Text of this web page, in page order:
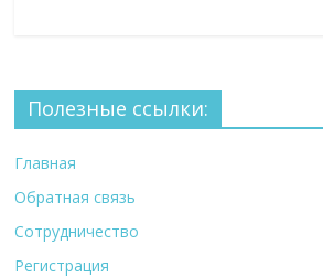
Полезные ссылки:
Главная
Обратная связь
Сотрудничество
Регистрация